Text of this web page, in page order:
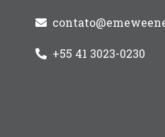
+55 41 3023-0230